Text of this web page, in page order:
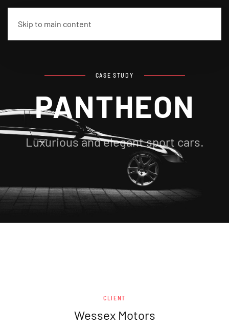
Skip to main content
CASE STUDY
PANTHEON
Luxurious and elegant sport cars.
CLIENT
Wessex Motors